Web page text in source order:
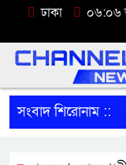
ঢাকা
০৬:০৬
সংবাদ শিরোনাম ::